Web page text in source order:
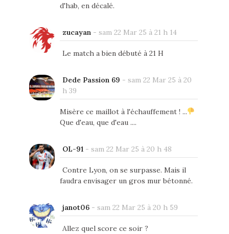
d'hab, en décalé.
zucayan- sam 22 Mar 25 à 21 h 14
Le match a bien débuté à 21 H
Dede Passion 69 - sam 22 Mar 25 à 20
h 39
Misère ce maillot à l'échauffement ! ...
Que d'eau, que d'eau ....
OL-91- sam 22 Mar 25 à 20 h 48
Contre Lyon, on se surpasse. Mais il
faudra envisager un gros mur bétonné.
janot06- sam 22 Mar 25 à 20 h 59
Allez quel score ce soir ?